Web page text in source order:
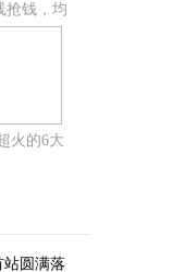
抢钱，均
火的6大
站圆满落